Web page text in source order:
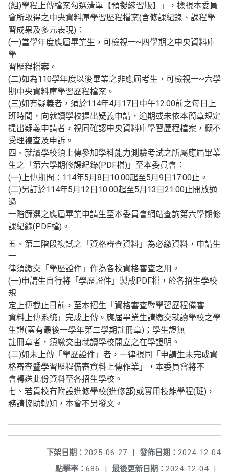
(組)學程上傳檔案勾選清單【預擬練習版】」，檢視本委員
會所取得之中央資料庫學習歷程檔案(含修課紀錄、課程學
習成果及多元表現)：
(一)當學年度應屆畢業生，可檢視一~四學期之中央資料庫
學
習歷程檔案。
(二)如為110學年度以後畢業之非應屆考生，可檢視一~六學
期中央資料庫學習歷程檔案。
(三)如有疑義者，須於114年4月17日中午12:00前之每日上
班時間，向就讀學校提出疑義申請，逾期或未依本簡章規定
提出疑義申請者，視同確認中央資料庫學習歷程檔案，概不
受理複查及申訴。
四、就讀學校須上傳參加學科能力測驗考試之所屬應屆畢業
生之「第六學期修課紀錄(PDF檔)」至本委員會：
(一)上傳期間：114年5月8日10:00起至5月9日17:00止。
(二)另訂於114年5月12日10:00起至5月13日21:00止開放通
過
一階篩選之應屆畢業申請生至本委員會網站查詢第六學期修
課紀錄(PDF檔)。
五、第二階段複試之「資格審查資料」為必繳資料，申請生
一
律須繳交「學歷證件」作為各校資格審查之用。
(一)申請生自行將「學歷證件」製成PDF檔，於各招生學校
規
定上傳截止日前，至本招生「資格審查暨學習歷程備審
資料上傳系統」完成上傳。應屆畢業生請繳交就讀學校之學
生證(蓋有最後一學年第二學期註冊章)；學生證無
註冊章者，須繳交由就讀學校開立之在學證明。
(二)如未上傳「學歷證件」者，一律視同「申請生未完成資
格審查暨學習歷程備審資料上傳作業」，本委員會將不
會轉送此份資料至各招生學校。
七、若貴校有附設進修學校(進修部)或實用技能學程(班)，
務請協助轉知，本會不另發文。
發佈日期： 2024-12-04
下架日期： 2025-06-27
|
最後更新日期： 2024-12-04 |
點擊率： 686 |